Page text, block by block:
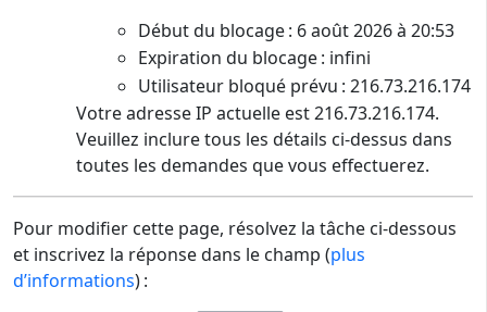
Début du blocage : 6 août 2026 à 20:53
Expiration du blocage : infini
Utilisateur bloqué prévu : 216.73.216.174
Votre adresse IP actuelle est 216.73.216.174.
Veuillez inclure tous les détails ci-dessus dans
toutes les demandes que vous effectuerez.
Pour modifier cette page, résolvez la tâche ci-dessous
et inscrivez la réponse dans le champ (plus
d’informations) :